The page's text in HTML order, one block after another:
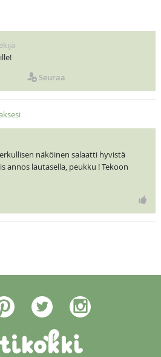
Seuraa
näköinen salaatti hyvistä
annos lautasella, peukku ! Tekoon